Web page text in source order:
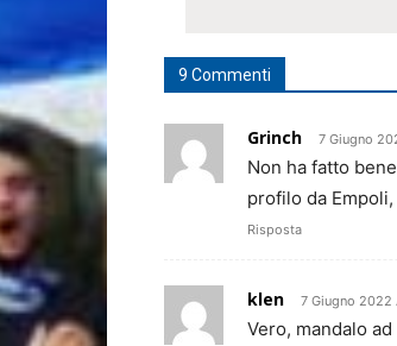
9 Commenti
Grinch 7 Giugno
Non ha fatto
profilo da
Risposta
klen 7 Giugno 2022
Vero, mandalo